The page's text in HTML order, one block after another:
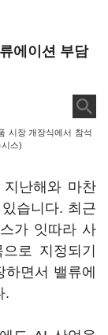
에이션 부담
시장 개장식에서 참석
스)
난해와 마찬
습니다. 최근
가 잇따라 사
로 지정되기
면서 밸류에
.